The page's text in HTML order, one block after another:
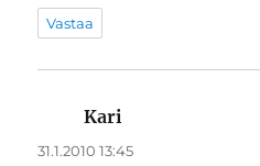
Vastaa
Kari
31.1.2010 13:45